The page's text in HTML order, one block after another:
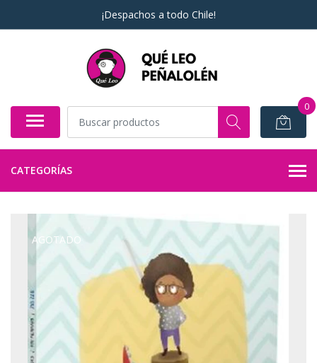
¡Despachos a todo Chile!
0
CATEGORÍAS
AGOTADO